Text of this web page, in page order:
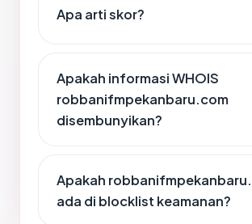
Apa arti skor?
Apakah informasi WHOIS
robbanifmpekanbaru.com
disembunyikan?
Apakah
ada di blocklist keamanan?